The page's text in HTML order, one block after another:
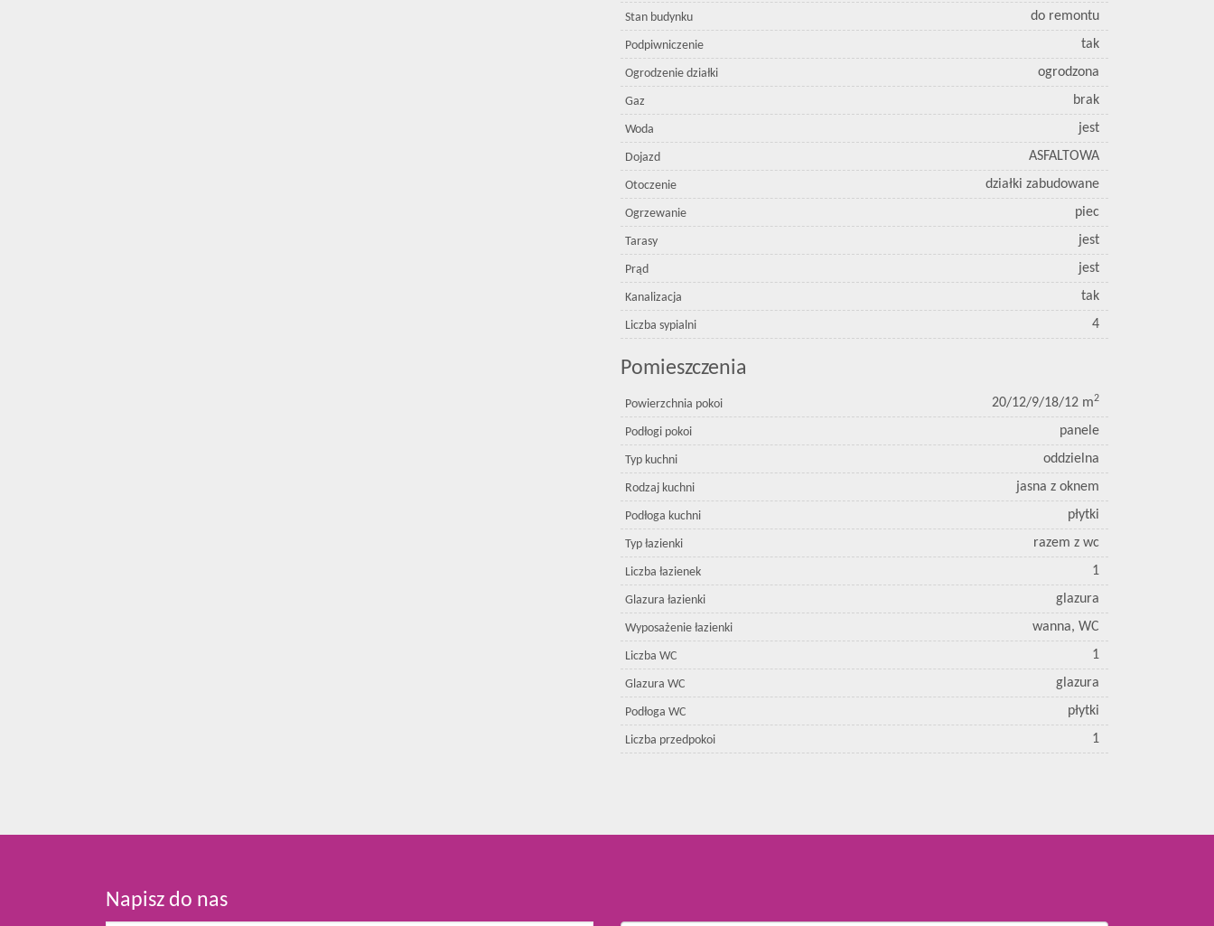
Stan budynku do remontu
Podpiwniczenie tak
Ogrodzenie działki ogrodzona
Gaz brak
Woda jest
Dojazd ASFALTOWA
Otoczenie działki zabudowane
Ogrzewanie piec
Tarasy jest
Prąd jest
Kanalizacja tak
Liczba sypialni 4
Pomieszczenia
Powierzchnia pokoi 20/12/9/18/12 m2
Podłogi pokoi panele
Typ kuchni oddzielna
Rodzaj kuchni jasna z oknem
Podłoga kuchni płytki
Typ łazienki razem z wc
Liczba łazienek 1
Glazura łazienki glazura
Wyposażenie łazienki wanna, WC
Liczba WC 1
Glazura WC glazura
Podłoga WC płytki
Liczba przedpokoi 1
Napisz do nas